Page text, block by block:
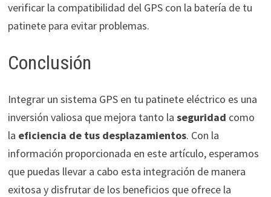
verificar la compatibilidad del GPS con la batería de tu
patinete para evitar problemas.
Conclusión
Integrar un sistema GPS en tu patinete eléctrico es una
inversión valiosa que mejora tanto la seguridad como
la eficiencia de tus desplazamientos. Con la
información proporcionada en este artículo, esperamos
que puedas llevar a cabo esta integración de manera
exitosa y disfrutar de los beneficios que ofrece la